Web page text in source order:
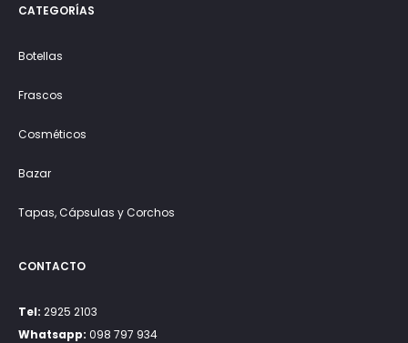
CATEGORÍAS
Botellas
Frascos
Cosméticos
Bazar
Tapas, Cápsulas y Corchos
CONTACTO
Tel: 2925 2103
Whatsapp: 098 797 934